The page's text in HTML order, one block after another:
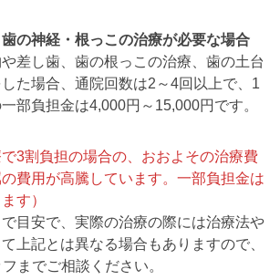
の神経・根っこの治療が必要な場合
差し歯、歯の根っこの治療、歯の土台
た場合、通院回数は2～4回以上で、1
部負担金は4,000円～15,000円です。
で3割負担の場合の、おおよその治療費
費用が高騰しています。一部負担金は
す）
目安で、実際の治療の際には治療法や
上記とは異なる場合もありますので、
までご相談ください。